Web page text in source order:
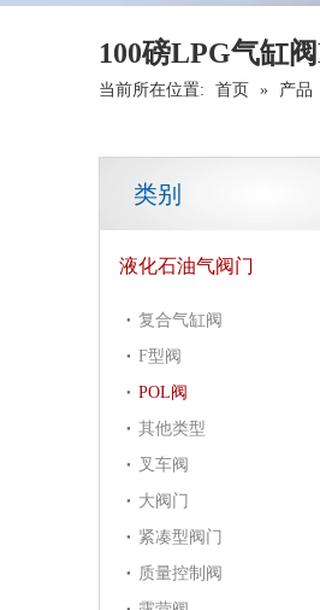
100磅LPG气缸
当前所在位置: 首页 » 产品
类别
液化石油气阀门
复合气缸阀
F型阀
POL阀
其他类型
叉车阀
大阀门
紧凑型阀门
质量控制阀